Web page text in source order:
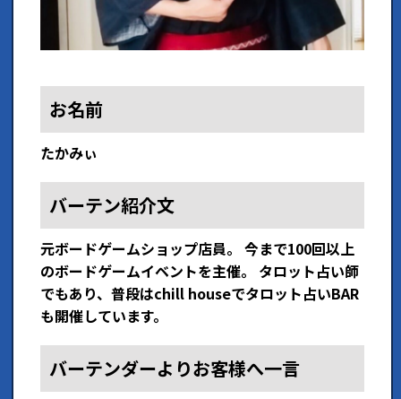
お名前
たかみぃ
バーテン紹介文
元ボードゲームショップ店員。 今まで100回以上
のボードゲームイベントを主催。 タロット占い師
でもあり、普段はchill houseでタロット占いBAR
も開催しています。
バーテンダーよりお客様へ一言